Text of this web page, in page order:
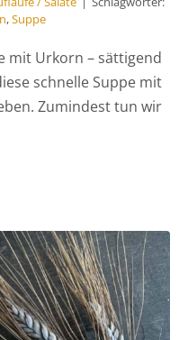
,Suppe
mit Urkorn – sättigend
schnelle Suppe mit
Zumindest tun wir